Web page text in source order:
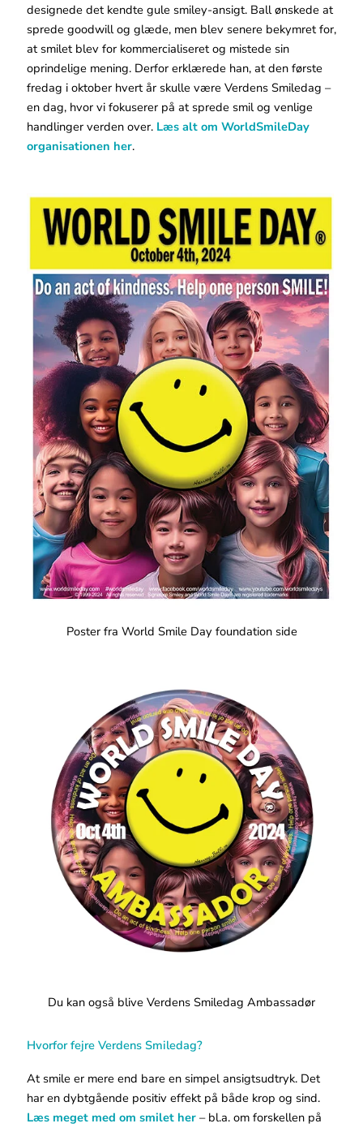
designede det kendte gule smiley-ansigt. Ball ønskede at
sprede goodwill og glæde, men blev senere bekymret for,
at smilet blev for kommercialiseret og mistede sin
oprindelige mening. Derfor erklærede han, at den første
fredag i oktober hvert år skulle være Verdens Smiledag –
en dag, hvor vi fokuserer på at sprede smil og venlige
handlinger verden over. Læs alt om WorldSmileDay
organisationen her.
Poster fra World Smile Day foundation side
Du kan også blive Verdens Smiledag Ambassadør
Hvorfor fejre Verdens Smiledag?
At smile er mere end bare en simpel ansigtsudtryk. Det
har en dybtgående positiv effekt på både krop og sind.
Læs meget med om smilet her – bl.a. om forskellen på